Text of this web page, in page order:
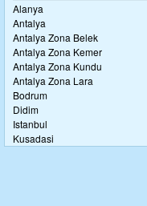
Alanya
Antalya
Antalya Zona Belek
Antalya Zona Kemer
Antalya Zona Kundu
Antalya Zona Lara
Bodrum
Didim
Istanbul
Kusadasi